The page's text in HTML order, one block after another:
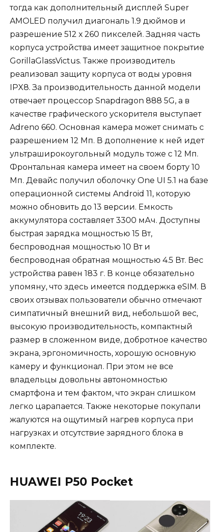
тогда как дополнительный дисплей Super
AMOLED получил диагональ 1.9 дюймов и
разрешение 512 х 260 пикселей. Задняя часть
корпуса устройства имеет защитное покрытие
GorillaGlassVictus. Также производитель
реализовал защиту корпуса от воды уровня
IPX8. За производительность данной модели
отвечает процессор Snapdragon 888 5G, а в
качестве графического ускорителя выступает
Adreno 660. Основная камера может снимать с
разрешением 12 Мп. В дополнение к ней идет
ультраширокоугольный модуль тоже с 12 Мп.
Фронтальная камера имеет на своем борту 10
Мп. Девайс получил оболочку One UI 5.1 на базе
операционной системы Android 11, которую
можно обновить до 13 версии. Емкость
аккумулятора составляет 3300 мАч. Доступны
быстрая зарядка мощностью 15 Вт,
беспроводная мощностью 10 Вт и
беспроводная обратная мощностью 4.5 Вт. Вес
устройства равен 183 г. В конце обязательно
упомяну, что здесь имеется поддержка eSIM. В
своих отзывах пользователи обычно отмечают
симпатичный внешний вид, небольшой вес,
высокую производительность, компактный
размер в сложенном виде, добротное качество
экрана, эргономичность, хорошую основную
камеру и функционал. При этом не все
владельцы довольны автономностью
смартфона и тем фактом, что экран слишком
легко царапается. Также некоторые покупали
жалуются на ощутимый нагрев корпуса при
нагрузках и отсутствие зарядного блока в
комплекте.
HUAWEI P50 Pocket